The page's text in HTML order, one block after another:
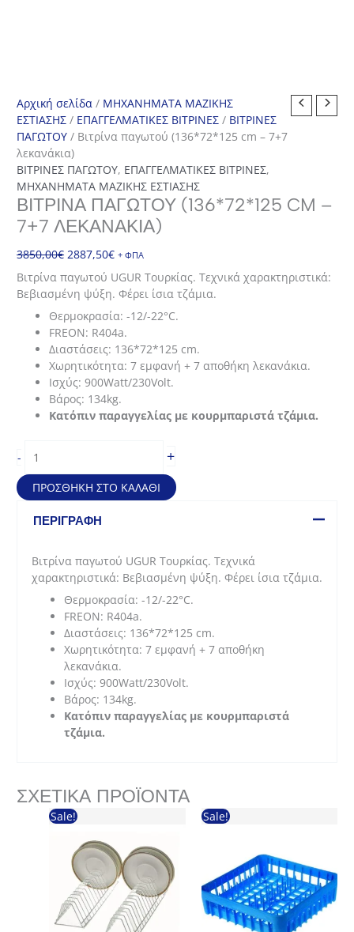
Αρχική σελίδα / ΜΗΧΑΝΗΜΑΤΑ ΜΑΖΙΚΗΣ
ΕΣΤΙΑΣΗΣ / ΕΠΑΓΓΕΛΜΑΤΙΚΕΣ ΒΙΤΡΙΝΕΣ / ΒΙΤΡΙΝΕΣ
ΠΑΓΩΤΟΥ / Βιτρίνα παγωτού (136*72*125 cm – 7+7
λεκανάκια)
ΒΙΤΡΙΝΕΣ ΠΑΓΩΤΟΥ, ΕΠΑΓΓΕΛΜΑΤΙΚΕΣ ΒΙΤΡΙΝΕΣ,
ΜΗΧΑΝΗΜΑΤΑ ΜΑΖΙΚΗΣ ΕΣΤΙΑΣΗΣ
ΒΙΤΡΊΝΑ ΠΑΓΩΤΟΎ (136*72*125 CM –
7+7 ΛΕΚΑΝΆΚΙΑ)
3850,00€ Original
was:
3850,00€.
2887,50€Η
τρέχουσα
τιμή
είναι:
2887,50€.
+ ΦΠΑ
Βιτρίνα παγωτού UGUR Τουρκίας. Τεχνικά χαρακτηριστικά:
Βεβιασμένη ψύξη. Φέρει ίσια τζάμια.
Θερμοκρασία: -12/-22°C.
FREON: R404a.
Διαστάσεις: 136*72*125 cm.
Χωρητικότητα: 7 εμφανή + 7 αποθήκη λεκανάκια.
Ισχύς: 900Watt/230Volt.
Βάρος: 134kg.
Κατόπιν παραγγελίας με κουρμπαριστά τζάμια.
-
παγωτού
(136*72*125
cm
ποσότητα
+
ΠΡΟΣΘΉΚΗ ΣΤΟ ΚΑΛΆΘΙ
ΠΕΡΙΓΡΑΦΉ
Βιτρίνα παγωτού UGUR Τουρκίας. Τεχνικά
χαρακτηριστικά: Βεβιασμένη ψύξη. Φέρει ίσια τζάμια.
Θερμοκρασία: -12/-22°C.
FREON: R404a.
Διαστάσεις: 136*72*125 cm.
Χωρητικότητα: 7 εμφανή + 7 αποθήκη
λεκανάκια.
Ισχύς: 900Watt/230Volt.
Βάρος: 134kg.
Κατόπιν παραγγελίας με κουρμπαριστά
τζάμια.
ΣΧΕΤΙΚΆ ΠΡΟΪΌΝΤΑ
Sale! Sale!